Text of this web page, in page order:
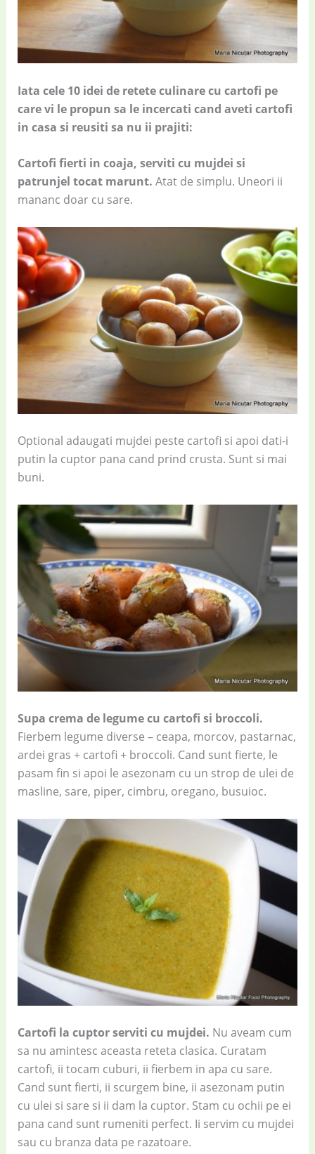
Iata cele 10 idei de retete culinare cu cartofi pe
care vi le propun sa le incercati cand aveti cartofi
in casa si reusiti sa nu ii prajiti:
Cartofi fierti in coaja, serviti cu mujdei si
patrunjel tocat marunt. Atat de simplu. Uneori ii
mananc doar cu sare.
Optional adaugati mujdei peste cartofi si apoi dati-i
putin la cuptor pana cand prind crusta. Sunt si mai
buni.
Supa crema de legume cu cartofi si broccoli.
Fierbem legume diverse – ceapa, morcov, pastarnac,
ardei gras + cartofi + broccoli. Cand sunt fierte, le
pasam fin si apoi le asezonam cu un strop de ulei de
masline, sare, piper, cimbru, oregano, busuioc.
Cartofi la cuptor serviti cu mujdei. Nu aveam cum
sa nu amintesc aceasta reteta clasica. Curatam
cartofi, ii tocam cuburi, ii fierbem in apa cu sare.
Cand sunt fierti, ii scurgem bine, ii asezonam putin
cu ulei si sare si ii dam la cuptor. Stam cu ochii pe ei
pana cand sunt rumeniti perfect. Ii servim cu mujdei
sau cu branza data pe razatoare.